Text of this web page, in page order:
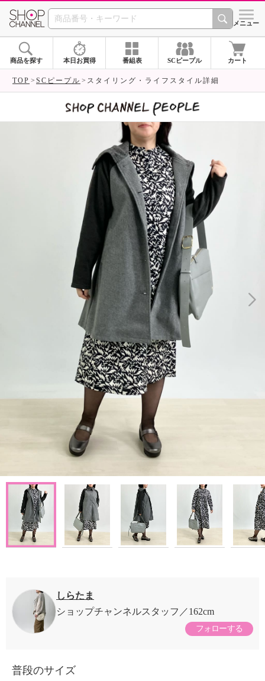
SHOP CHANNEL シメニュー
商品を探す 本日お買得 番組表 SCピープル カート
TOP SCピープル スタイリング・ライフスタイル詳細
しらたま
ショップチャンネルスタッフ
162cm
フォローする
普段のサイズ